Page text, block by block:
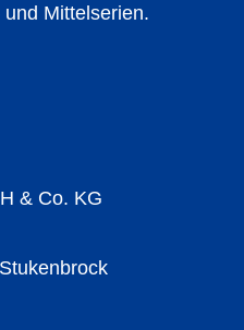
Mittelserien.
& Co. KG